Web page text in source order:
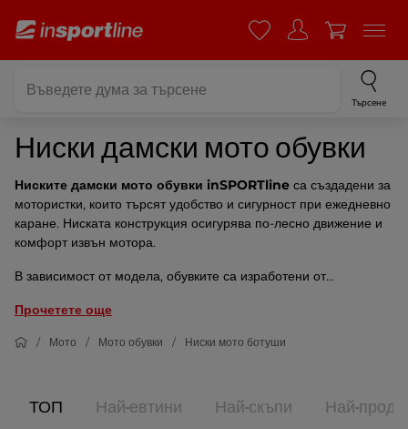
Търсене
Ниски дамски мото обувки
Ниските дамски мото обувки inSPORTline са създадени за
мотористки, които търсят удобство и сигурност при ежедневно
каране. Ниската конструкция осигурява по-лесно движение и
комфорт извън мотора.
В зависимост от модела, обувките са изработени от...
Прочетете още
Мото Мото обувки Ниски мото ботуши
ТОП Най-евтини Най-скъпи Най-